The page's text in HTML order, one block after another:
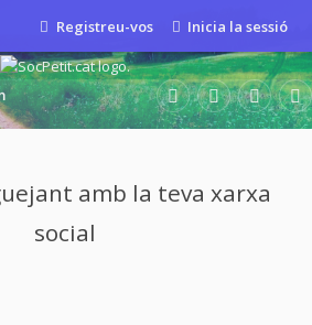
Inicia la sessió
Registreu-vos
amb la teva xarxa
social